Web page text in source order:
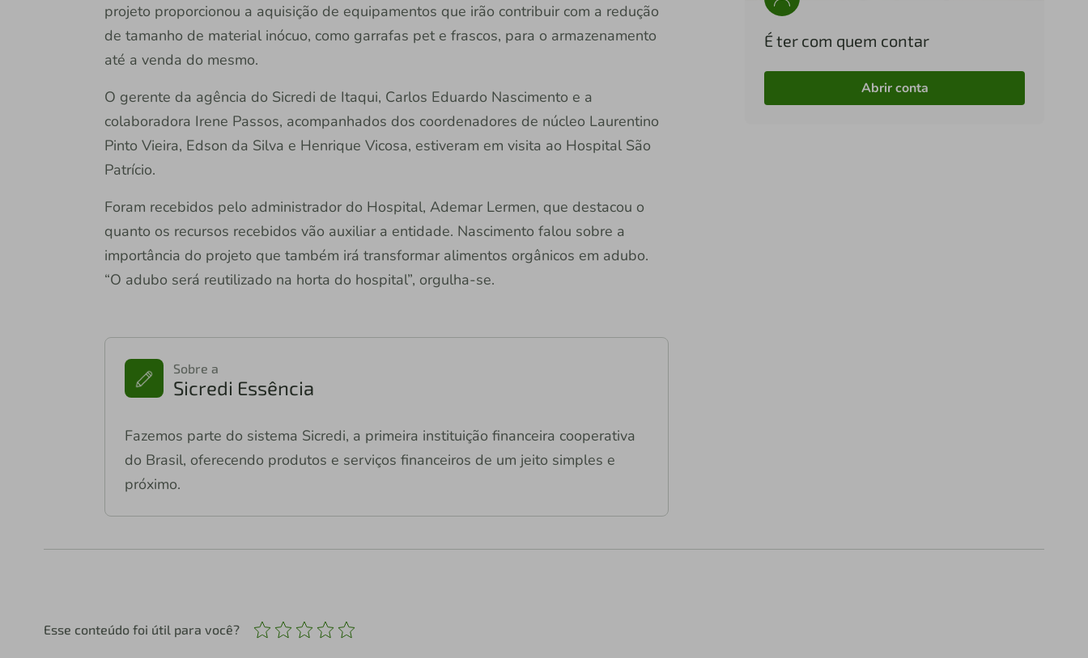
projeto proporcionou a aquisição de equipamentos que irão contribuir com a redução
de tamanho de material inócuo, como garrafas pet e frascos, para o armazenamento
até a venda do mesmo.
O gerente da agência do Sicredi de Itaqui, Carlos Eduardo Nascimento e a
colaboradora Irene Passos, acompanhados dos coordenadores de núcleo Laurentino
Pinto Vieira, Edson da Silva e Henrique Vicosa, estiveram em visita ao Hospital São
Patrício.
Foram recebidos pelo administrador do Hospital, Ademar Lermen, que destacou o
quanto os recursos recebidos vão auxiliar a entidade. Nascimento falou sobre a
importância do projeto que também irá transformar alimentos orgânicos em adubo.
“O adubo será reutilizado na horta do hospital”, orgulha-se.
Sobre a
Sicredi Essência
Fazemos parte do sistema Sicredi, a primeira instituição financeira cooperativa
do Brasil, oferecendo produtos e serviços financeiros de um jeito simples e
próximo.
É ter com quem contar
Abrir conta
Esse conteúdo foi útil para você?